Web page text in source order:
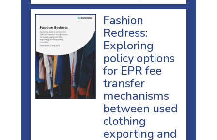
Fashion
Redress:
Exploring
policy options
for EPR fee
transfer
mechanisms
between used
clothing
exporting and